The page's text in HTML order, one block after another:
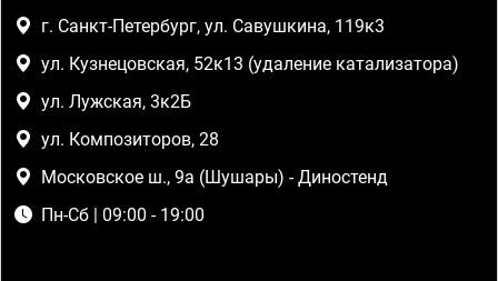
г. Санкт-Петербург, ул. Савушкина, 119к3
ул. Кузнецовская, 52к13 (удаление катализатора)
ул. Лужская, 3к2Б
ул. Композиторов, 28
Московское ш., 9а (Шушары) - Диностенд
Пн-Сб | 09:00 - 19:00